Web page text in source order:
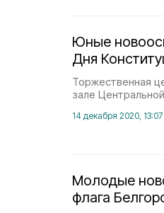
Юные
Дня
Торжественная
зале
14 декабря 2020, 13:07
Молодые
флага